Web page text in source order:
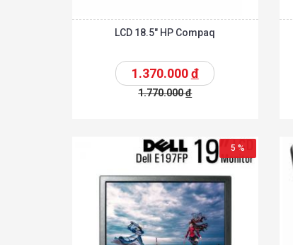
LCD 18.5″ HP Compaq
1.370.000đ
1.770.000đ
5 %